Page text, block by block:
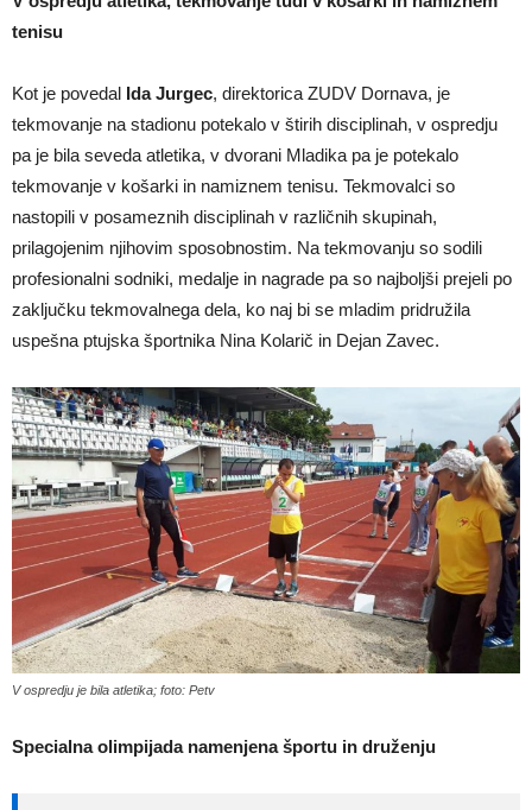
tenisu
Kot je povedal Ida Jurgec, direktorica ZUDV Dornava, je
tekmovanje na stadionu potekalo v štirih disciplinah, v ospredju
pa je bila seveda atletika, v dvorani Mladika pa je potekalo
tekmovanje v košarki in namiznem tenisu. Tekmovalci so
nastopili v posameznih disciplinah v različnih skupinah,
prilagojenim njihovim sposobnostim. Na tekmovanju so sodili
profesionalni sodniki, medalje in nagrade pa so najboljši prejeli po
zaključku tekmovalnega dela, ko naj bi se mladim pridružila
uspešna ptujska športnika Nina Kolarič in Dejan Zavec.
V ospredju je bila atletika; foto: Petv
Specialna olimpijada namenjena športu in druženju